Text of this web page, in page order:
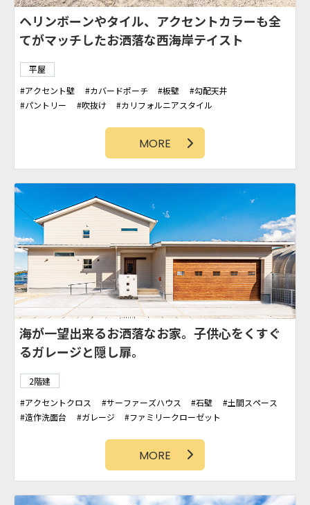
ヘリンボーンやタイル、アクセントカラーも全
てがマッチしたお洒落な西海岸テイスト
平屋
アクセント壁
カバードポーチ 板壁
勾配天井
パントリー
吹抜け
カリフォルニアスタイル
ファミリークローゼット
MORE
海が一望出来るお洒落なお家。子供心をくすぐ
るガレージと隠し扉。
2階建
アクセントクロス
サーファーズハウス 石壁
土間スペース
造作洗面台
ガレージ
ファミリークローゼット
小上がり和室 カリフォルニアスタイル
MORE